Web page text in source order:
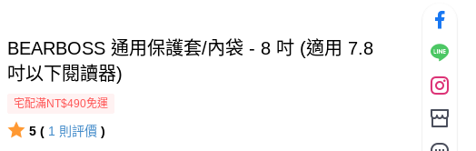
BEARBOSS 通用保護套/內袋 - 8 吋 (適用 7.8
吋以下閱讀器)
宅配滿NT$490免運
5 ( 1 則評價 )